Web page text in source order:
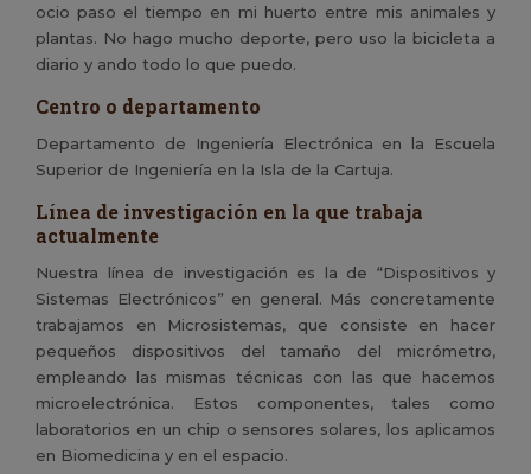
ocio paso el tiempo en mi huerto entre mis animales y
plantas. No hago mucho deporte, pero uso la bicicleta a
diario y ando todo lo que puedo.
Centro o departamento
Departamento de Ingeniería Electrónica en la Escuela
Superior de Ingeniería en la Isla de la Cartuja.
Línea de investigación en la que trabaja
actualmente
Nuestra línea de investigación es la de “Dispositivos y
Sistemas Electrónicos” en general. Más concretamente
trabajamos en Microsistemas, que consiste en hacer
pequeños dispositivos del tamaño del micrómetro,
empleando las mismas técnicas con las que hacemos
microelectrónica. Estos componentes, tales como
laboratorios en un chip o sensores solares, los aplicamos
en Biomedicina y en el espacio.